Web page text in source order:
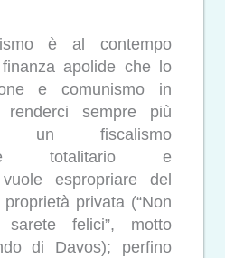
è al contempo
apolide che lo
e comunismo in
sempre più
un fiscalismo
totalitario e
espropriare del
privata (“Non
felici”, motto
di Davos); perfino